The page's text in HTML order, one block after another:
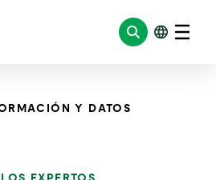
Y DATOS